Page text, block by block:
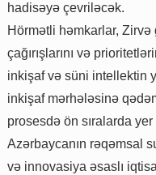
hadisəyə çevriləcək.
Hörmətli həmkarlar,
çağırışlarını və
inkişaf və süni intellektin
inkişaf mərhələsinə
prosesdə ön sıralarda yer
Azərbaycanın rəqəmsal
və innovasiya əsaslı